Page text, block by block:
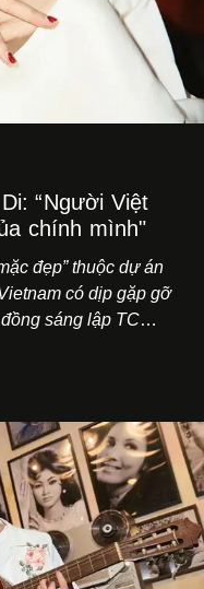
“Người Việt
chính mình"
đẹp” thuộc dự án
có dịp gặp gỡ
sáng lập TC